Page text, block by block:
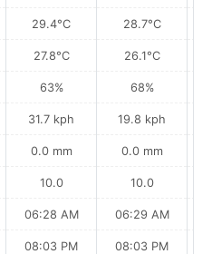
29.4°C
27.8°C
63%
31.7 kph
0.0 mm
10.0
06:28 AM
08:03 PM
28.7°C
26.1°C
68%
19.8 kph
0.0 mm
10.0
06:29 AM
08:03 PM